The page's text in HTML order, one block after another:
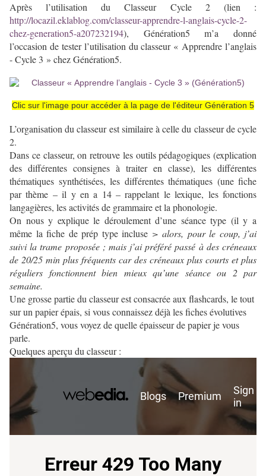
Après l’utilisation du Classeur Cycle 2 (lien :
http://locazil.eklablog.com/classeur-apprendre-l-anglais-cycle-2-
chez-generation5-a207232194), Génération5 m’a donné
l’occasion de tester l’utilisation du classeur « Apprendre l’anglais
- Cycle 3 » chez Génération5.
Clic sur l'image pour accéder à la page de l'éditeur Génération 5
L’organisation du classeur est similaire à celle du classeur de cycle
2.
Dans ce classeur, on retrouve les outils pédagogiques (explication
des différentes consignes à traiter en classe), les différentes
thématiques synthétisées, les différentes thématiques (une fiche
par thème – il y en a 14 – rappelant le lexique, les fonctions
langagières, les activités de grammaire et la phonologie.
On nous y explique le déroulement d’une séance type (il y a
même la fiche de prép type incluse > alors, pour le coup, j’ai
suivi la trame proposée ; mais j’ai préféré passé à des créneaux
de 20/25 min plus fréquents car des créneaux plus courts et plus
réguliers fonctionnent bien mieux qu’une séance ou 2 par
semaine.
Une grosse partie du classeur est consacrée aux flashcards, le tout
sur un papier épais, si vous connaissez déjà les fiches évolutives
Génération5, vous voyez de quelle épaisseur de papier je vous
parle.
Quelques aperçu du classeur :